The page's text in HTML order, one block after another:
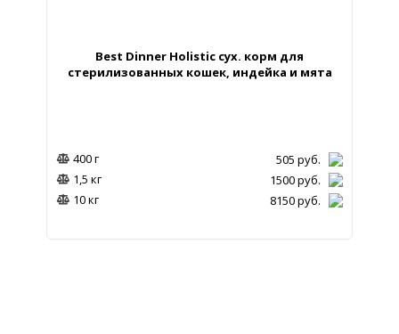
Best Dinner Holistic сух. корм для
стерилизованных кошек, индейка и мята
400 г 505 руб.
1,5 кг
1500руб.
10 кг
8150руб.